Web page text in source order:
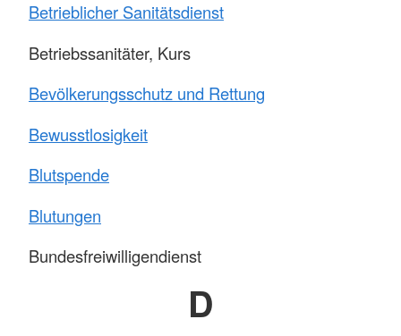
Betrieblicher Sanitätsdienst
Betriebssanitäter, Kurs
Bevölkerungsschutz und Rettung
Bewusstlosigkeit
Blutspende
Blutungen
Bundesfreiwilligendienst
D